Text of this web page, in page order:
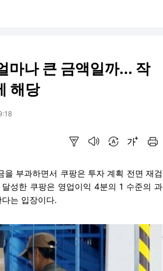
마나 큰 금액일까... 작
해당
부과하면서 쿠팡은 투자 계획 전면 재검
성한 쿠팡은 영업이익 4분의 1 수준의 과
는 입장이다.